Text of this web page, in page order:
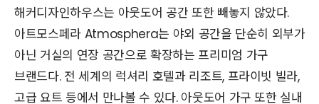
해커디자인하우스는 아웃도어 공간 또한 빼놓지 않았다.
아트모스페라 Atmosphera는 야외 공간을 단순히 외부가
아닌 거실의 연장 공간으로 확장하는 프리미엄 가구
브랜드다. 전 세계의 럭셔리 호텔과 리조트, 프라이빗 빌라,
고급 요트 등에서 만나볼 수 있다. 아웃도어 가구 또한 실내